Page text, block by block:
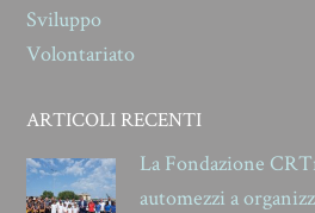
Sviluppo
Volontariato
ARTICOLI RECENTI
La Fondazione
automezzi a